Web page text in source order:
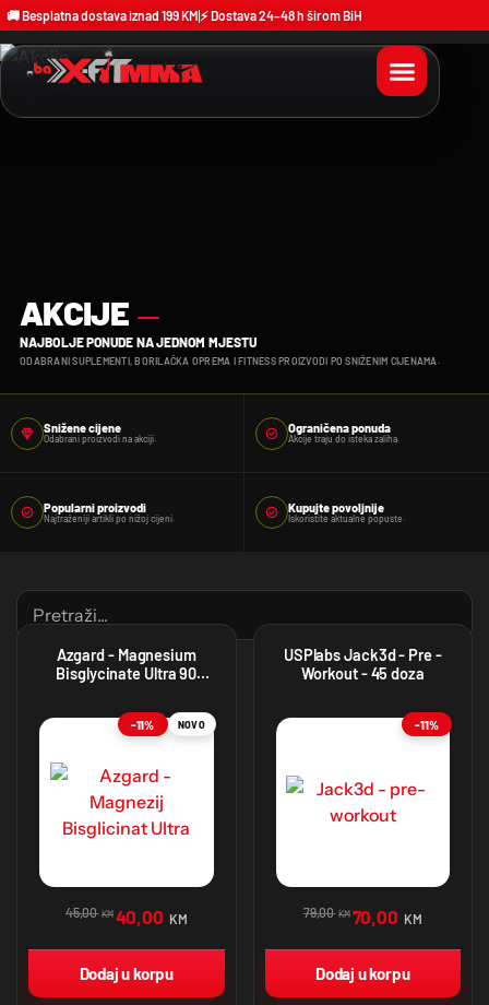
🚚 Besplatna dostava iznad 199 KM ⚡ Dostava 24–48 h širom BiH
AKCIJE
NAJBOLJE PONUDE NA JEDNOM MJESTU
ODABRANI SUPLEMENTI, BORILAČKA OPREMA I FITNESS PROIZVODI PO SNIŽENIM CIJENAMA.
Snižene cijene
Odabrani proizvodi na akciji.
Ograničena ponuda
Akcije traju do isteka zaliha.
Popularni proizvodi
Najtraženiji artikli po nižoj cijeni.
Kupujte povoljnije
Iskoristite aktualne popuste.
Azgard - Magnesium
Bisglycinate Ultra 90
-11% NOVO
45,00 KM 40,00 KM
Dodaj u korpu
USPlabs Jack3d - Pre -
Workout - 45 doza
-11%
79,00 KM 70,00 KM
Dodaj u korpu